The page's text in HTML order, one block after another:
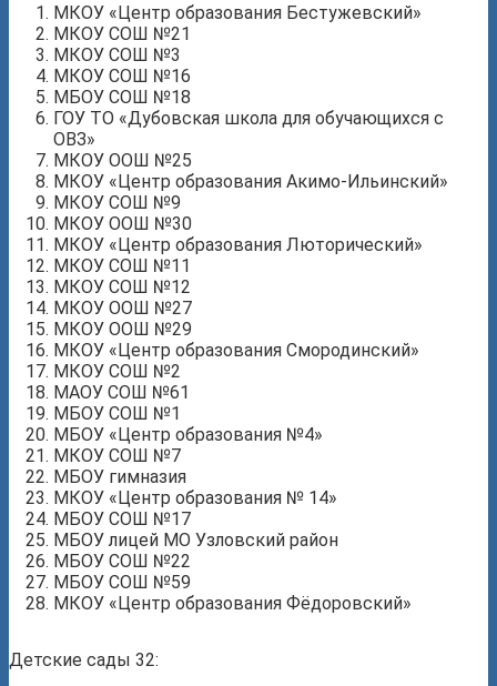
МКОУ «Центр образования Бестужевский»
МКОУ СОШ №21
МКОУ СОШ №3
МКОУ СОШ №16
МБОУ СОШ №18
ГОУ ТО «Дубовская школа для обучающихся с
ОВЗ»
МКОУ ООШ №25
МКОУ «Центр образования Акимо-Ильинский»
МКОУ СОШ №9
МКОУ ООШ №30
МКОУ «Центр образования Люторический»
МКОУ СОШ №11
МКОУ СОШ №12
МКОУ ООШ №27
МКОУ ООШ №29
МКОУ «Центр образования Смородинский»
МКОУ СОШ №2
МАОУ СОШ №61
МБОУ СОШ №1
МБОУ «Центр образования №4»
МКОУ СОШ №7
МБОУ гимназия
МКОУ «Центр образования № 14»
МБОУ СОШ №17
МБОУ лицей МО Узловский район
МБОУ СОШ №22
МБОУ СОШ №59
МКОУ «Центр образования Фёдоровский»
Детские сады 32: